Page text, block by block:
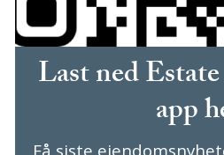
Last ned
app
Få siste